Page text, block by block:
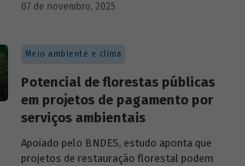
edição 61 da Revista do BNDES.
07 de novembro, 2025
Meio ambiente e clima
Potencial de florestas públicas
em projetos de pagamento por
serviços ambientais
Apoiado pelo BNDES, estudo aponta que
projetos de restauração florestal podem